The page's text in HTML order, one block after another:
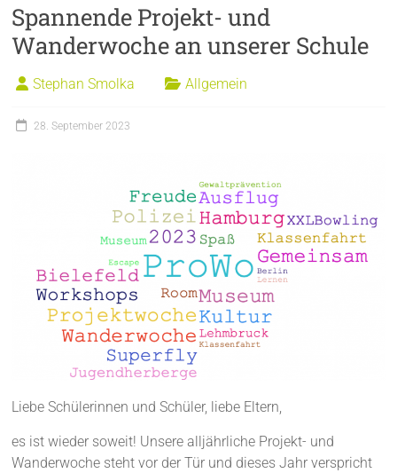
Spannende Projekt- und
Wanderwoche an unserer Schule
Stephan Smolka Allgemein
28. September 2023
Liebe Schülerinnen und Schüler, liebe Eltern,
es ist wieder soweit! Unsere alljährliche Projekt- und
Wanderwoche steht vor der Tür und dieses Jahr verspricht